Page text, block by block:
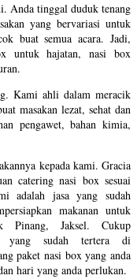
Anda tinggal duduk tenang
yang bervariasi untuk
buat semua acara. Jadi,
untuk hajatan, nasi box
Kami ahli dalam meracik
masakan lezat, sehat dan
pengawet, bahan kimia,
kepada kami. Gracia
catering nasi box sesuai
adalah jasa yang sudah
makanan untuk
Pinang, Jaksel. Cukup
yang sudah tertera di
paket nasi box yang anda
hari yang anda perlukan.